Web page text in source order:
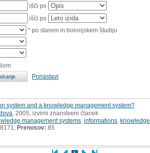
išči po
išči po
* po starem in bolonjskem študiju
Ponastavi
system and a knowledge management system?
, 2005, izvirni znanstveni članek
management systems informations knowledge
8171; Prenosov: 85